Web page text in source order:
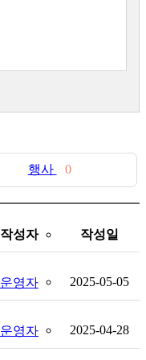
행사 0
작성자 작성일
운영자 2025-05-05
운영자 2025-04-28